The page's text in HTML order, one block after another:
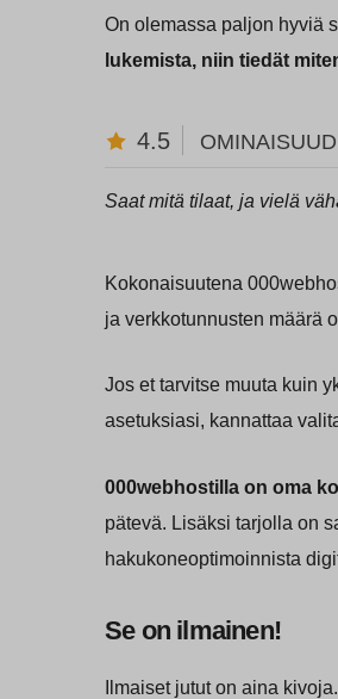
On olemassa paljon hyviä
lukemista, niin tiedät
4.5
Saat mitä tilaat, ja vielä
Kokonaisuutena
ja verkkotunnusten määrä
Jos et tarvitse muuta kuin
asetuksiasi, kannattaa
000webhostilla on oma
pätevä. Lisäksi tarjolla on
hakukoneoptimoinnista
Se on ilmainen!
Ilmaiset jutut on aina